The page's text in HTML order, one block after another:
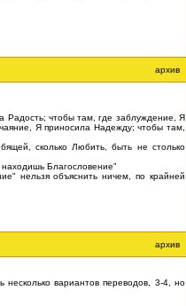
архив
Радость; чтобы там, где заблуждение, Я
Я приносила Надежду; чтобы там,
сколько Любить, быть не столько
Благословение”
нельзя объяснить ничем, по крайней
архив
вариантов переводов, 3-4, но